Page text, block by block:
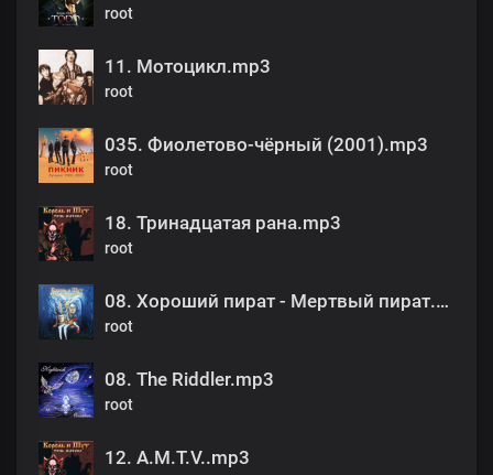
root
11. Мотоцикл.mp3
root
035. Фиолетово-чёрный (2001).mp3
root
18. Тринадцатая рана.mp3
root
08. Хороший пират - Мертвый пират.mp3
root
08. The Riddler.mp3
root
12. A.M.T.V..mp3